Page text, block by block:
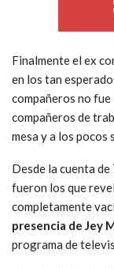
Finalmente el ex
en los tan
compañeros no fue
compañeros de
mesa y a los pocos
Desde la cuenta
fueron los que
completamente
presencia de Jey
programa de